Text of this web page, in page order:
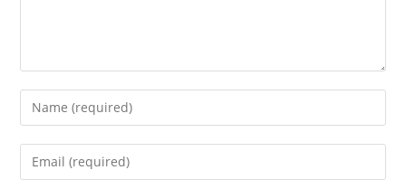
Enter
your
name
Enter
your